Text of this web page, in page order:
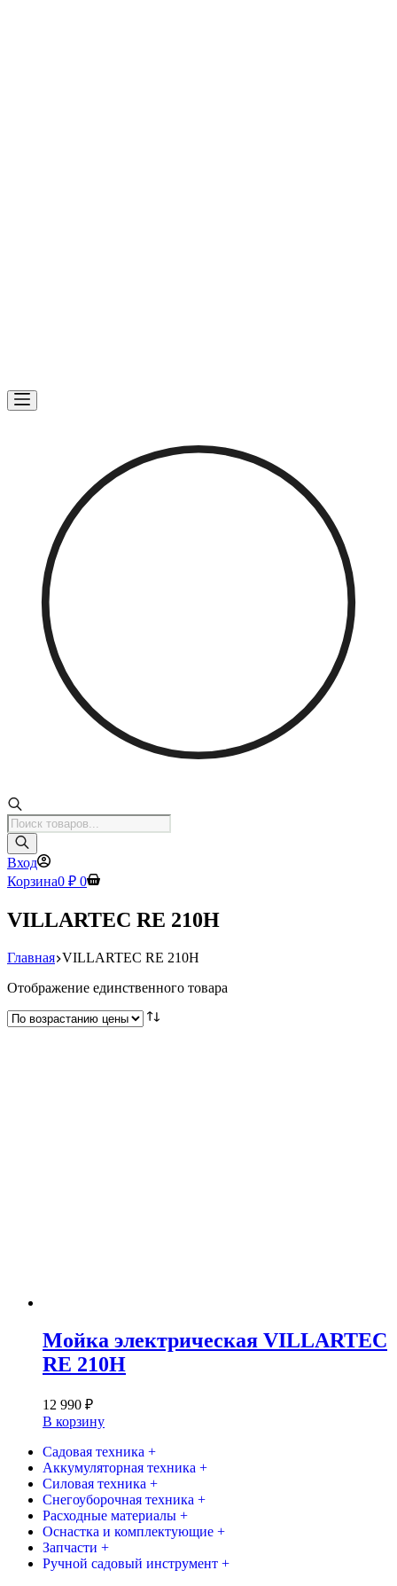
Поиск
товаров
Вход
Корзина0 ₽ 0
VILLARTEC RE 210H
Главная VILLARTEC RE 210H
Отображение единственного товара
Мойка электрическая VILLARTEC
RE 210H
12 990 ₽
В корзину
Садовая техника +
Аккумуляторная техника +
Силовая техника +
Снегоуборочная техника +
Расходные материалы +
Оснастка и комплектующие +
Запчасти +
Ручной садовый инструмент +